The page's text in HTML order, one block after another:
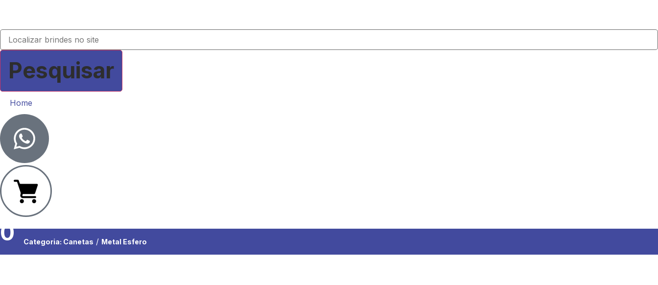
Pesquisar
Home
0 Categoria: Canetas / Metal Esfero